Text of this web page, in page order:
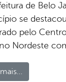
de Belo
se
pelo
Nordeste